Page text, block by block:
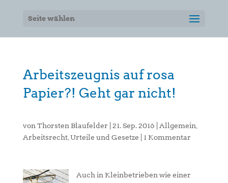
Seite wählen
Arbeitszeugnis auf rosa
Papier?! Geht gar nicht!
von Thorsten Blaufelder 21. Sep. 2016 Allgemein
Arbeitsrecht, Urteile und Gesetze 1 Kommentar
Auch in Kleinbetrieben wie einer